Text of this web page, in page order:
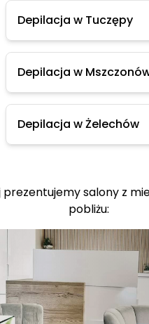
Depilacja w Tuczępy
Depilacja w
Depilacja w Żelechów
prezentujemy salony z
pobliżu: